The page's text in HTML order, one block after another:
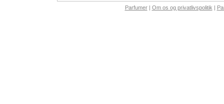
Parfumer| Om os og privatlivspolitik |